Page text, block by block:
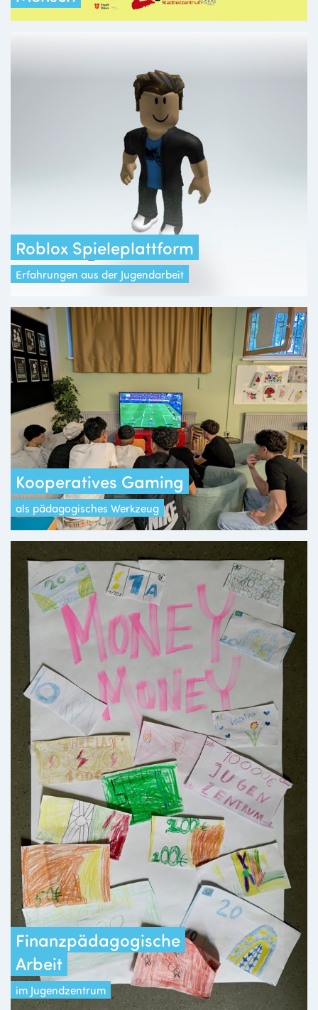
Roblox Spieleplattform
Erfahrungen aus der Jugendarbeit
Kooperatives Gaming
als pädagogisches Werkzeug
Finanzpädagogische
Arbeit
im Jugendzentrum